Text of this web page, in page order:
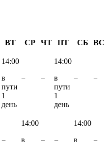
ВТ СР ЧТ ПТ СБ ВС
14:00
в
пути
1
день
− −
14:00
в
пути
1
день
− −
14:00
в
14:00
в